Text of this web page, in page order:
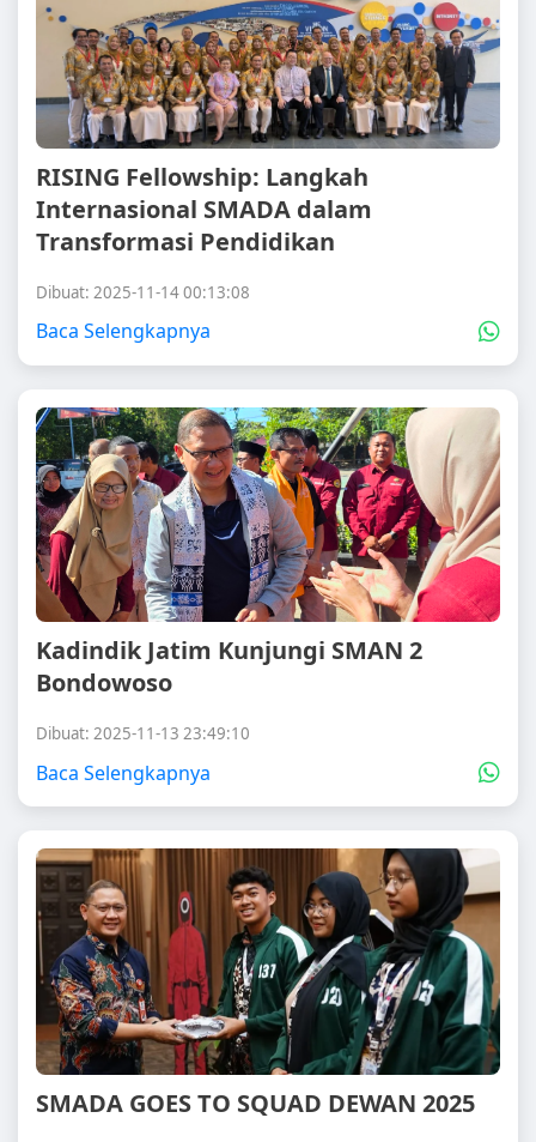
RISING Fellowship: Langkah
Internasional SMADA dalam
Transformasi Pendidikan
Dibuat: 2025-11-14 00:13:08
Baca Selengkapnya
Kadindik Jatim Kunjungi SMAN 2
Bondowoso
Dibuat: 2025-11-13 23:49:10
Baca Selengkapnya
SMADA GOES TO SQUAD DEWAN 2025